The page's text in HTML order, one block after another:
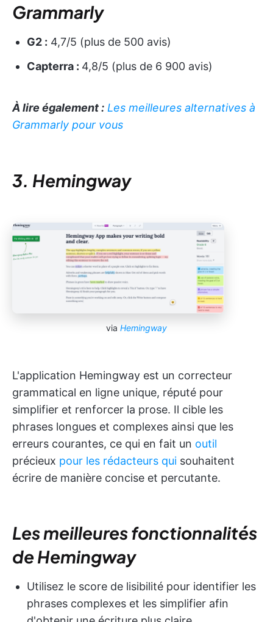
Grammarly
G2 : 4,7/5 (plus de 500 avis)
Capterra : 4,8/5 (plus de 6 900 avis)
À lire également : Les meilleures alternatives à
Grammarly pour vous
3. Hemingway
via Hemingway
L'application Hemingway est un correcteur
grammatical en ligne unique, réputé pour
simplifier et renforcer la prose. Il cible les
phrases longues et complexes ainsi que les
erreurs courantes, ce qui en fait un outil
précieux pour les rédacteurs qui souhaitent
écrire de manière concise et percutante.
Les meilleures fonctionnalités
de Hemingway
Utilisez le score de lisibilité pour identifier les
phrases complexes et les simplifier afin